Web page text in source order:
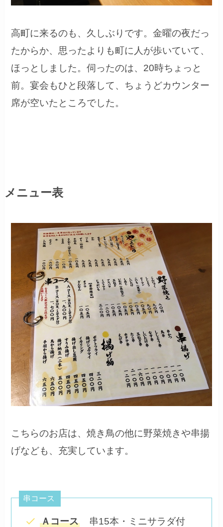
高町に来るのも、久しぶりです。金曜の夜だっ
たからか、思ったよりも町に人が歩いていて、
ほっとしました。伺ったのは、20時ちょっと
前。宴会もひと段落して、ちょうどカウンター
席が空いたところでした。
メニュー表
こちらのお店は、焼き鳥の他に野菜焼きや串揚
げなども、充実しています。
串コース
Ａコース串15本・ミニサラダ付